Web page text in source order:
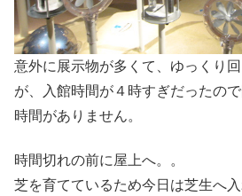
意外に展示物が多くて、ゆっくり
が、入館時間が４時すぎだったの
時間がありません。
時間切れの前に屋上へ。。
芝を育てているため今日は芝生へ入